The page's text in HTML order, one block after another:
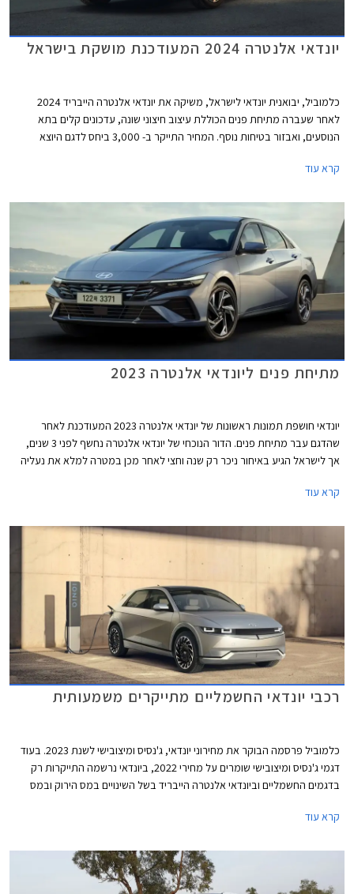
יונדאי אלנטרה 2024 המעודכנת מושקת בישראל
כלמוביל, יבואנית יונדאי לישראל, משיקה את יונדאי אלנטרה הייבריד 2024
לאחר שעברה מתיחת פנים הכוללת עיצוב חיצוני שונה, עדכונים קלים בתא
הנוסעים, ואבזור בטיחות נוסף. המחיר התייקר ב- 3,000 ביחס לדגם היוצא
קרא עוד
מתיחת פנים ליונדאי אלנטרה 2023
יונדאי חושפת תמונות ראשונות של יונדאי אלנטרה 2023 המעודכנת לאחר
שהדגם עבר מתיחת פנים. הדור הנוכחי של יונדאי אלנטרה נחשף לפני 3 שנים,
אך לישראל הגיע באיחור ניכר רק שנה וחצי לאחר מכן במטרה למלא את נעליה
בישראל.
קרא עוד
רכבי יונדאי החשמליים מתייקרים משמעותית
כלמוביל פרסמה הבוקר את מחירוני יונדאי, ג'נסיס ומיצובישי לשנת 2023. בעוד
דגמי ג'נסיס ומיצובישי שומרים על מחירי 2022, ביונדאי נרשמה התייקרות רק
בדגמים החשמליים וביונדאי אלנטרה הייבריד בשל השינויים במס הירוק ובמס
קרא עוד